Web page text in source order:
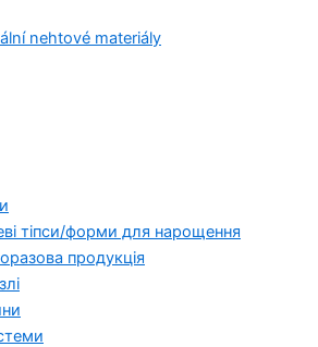
nehtové materiály
тіпси/форми для нарощення
продукція